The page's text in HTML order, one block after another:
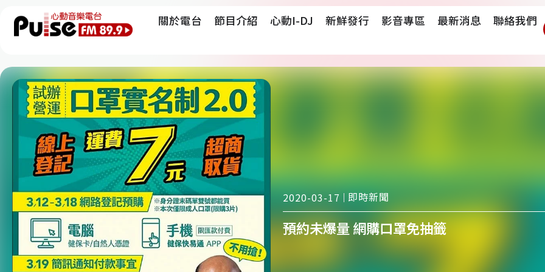
關於電台 節目介紹 心動i-DJ 新鮮發行 影音專區 最新消息 聯絡我們
2020-03-17 即時新聞
預約未爆量 網購口罩免抽籤